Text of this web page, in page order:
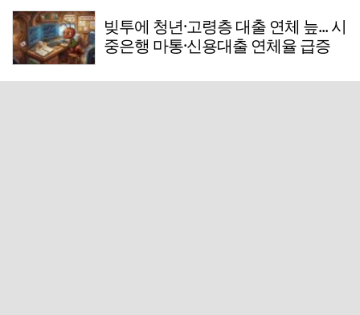
빚투에 청년·고령층 대출 연체 늪... 시
중은행 마통·신용대출 연체율 급증